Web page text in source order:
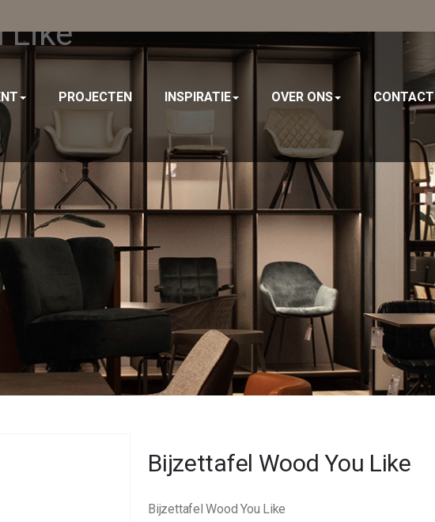
PROJECTEN INSPIRATIE OVER ONS CONTACT
Like
Bijzettafel Wood You Like
Bijzettafel Wood You Like